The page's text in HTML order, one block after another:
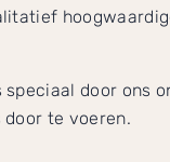
door ons
te voeren.